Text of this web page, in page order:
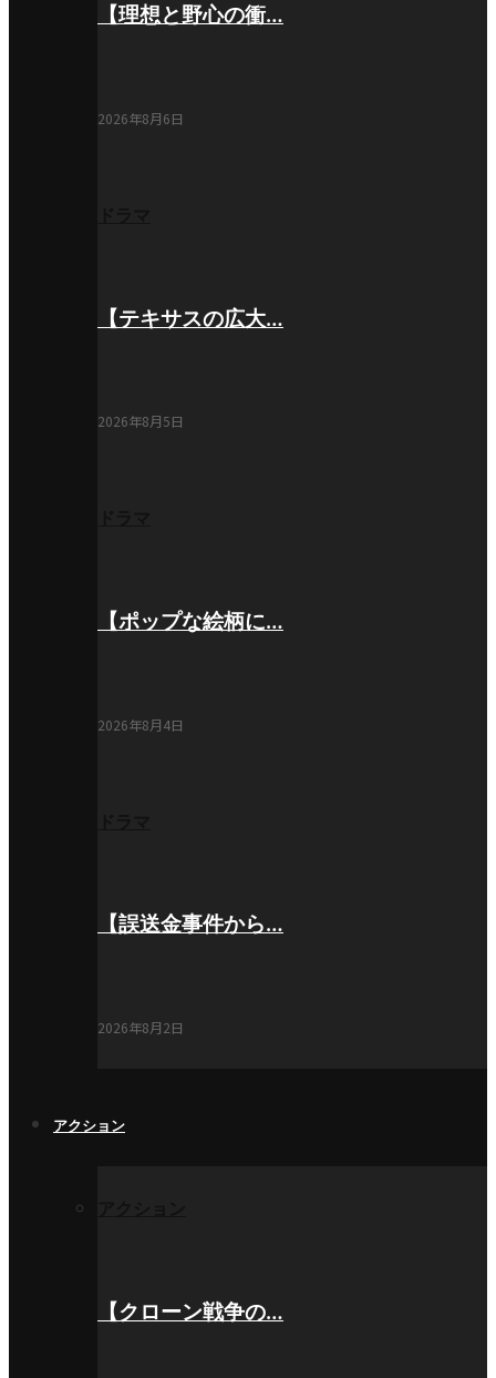
【理想と野心の衝…
2026年8月6日
【テキサスの広大…
2026年8月5日
【ポップな絵柄に…
2026年8月4日
【誤送金事件から…
2026年8月2日
アクション
【クローン戦争の…